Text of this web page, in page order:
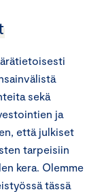
sekä
ja
että julkiset
tarpeisiin
kera. Olemme
tässä